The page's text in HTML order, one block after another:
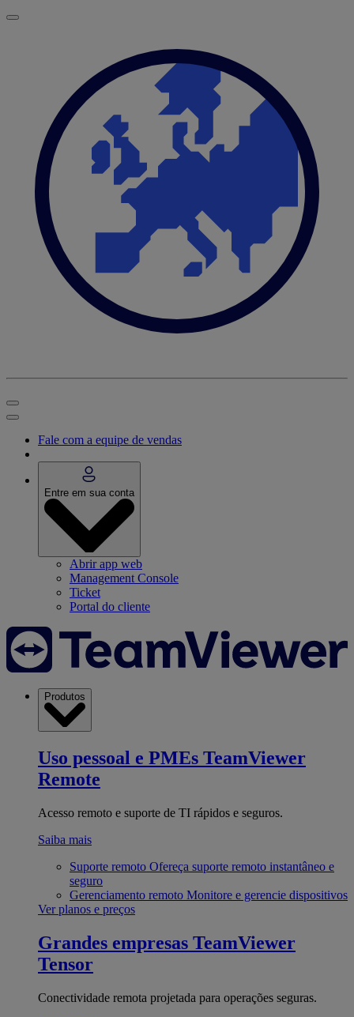
Fale com a equipe de vendas
Entre em sua conta
Abrir app web
Management Console
Ticket
Portal do cliente
Produtos
Uso pessoal e PMEs TeamViewer
Remote
Acesso remoto e suporte de TI rápidos e seguros.
Saiba mais
Suporte remoto Ofereça suporte remoto instantâneo e
seguro
Gerenciamento remoto Monitore e gerencie dispositivos
Ver planos e preços
Grandes empresas TeamViewer
Tensor
Conectividade remota projetada para operações seguras.